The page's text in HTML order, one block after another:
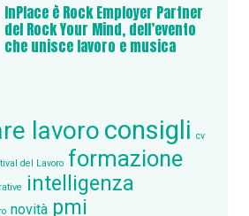
InPlace è Rock Employer Partner
del Rock Your Mind, dell’evento
che unisce lavoro e musica
lavoro consigli cv
del Lavoro formazione
intelligenza
novità pmi